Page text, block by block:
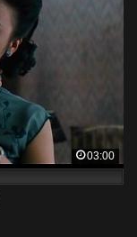
03:00